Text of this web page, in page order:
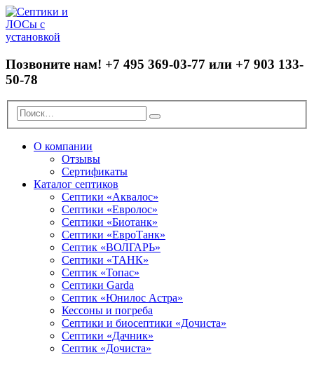
Позвоните нам! +7 495 369-03-77 или +7 903 133-
50-78
О компании
Отзывы
Сертификаты
Каталог септиков
Септики «Аквалос»
Септики «Евролос»
Септики «Биотанк»
Септики «ЕвроТанк»
Септик «ВОЛГАРЬ»
Септики «ТАНК»
Септик «Топас»
Септики Garda
Септик «Юнилос Астра»
Кессоны и погреба
Cептики и биосептики «Дочиста»
Септики «Дачник»
Септик «Дочиста»